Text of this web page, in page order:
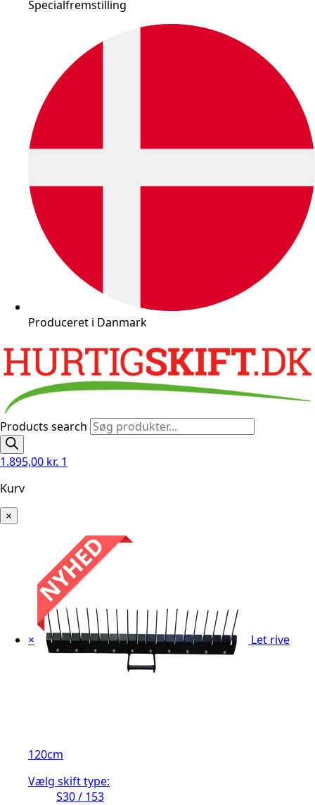
Specialfremstilling
Produceret i Danmark
Products search
1.895,00 kr. 1
Kurv
×
× Let rive
120cm
Vælg skift type:
S30 / 153